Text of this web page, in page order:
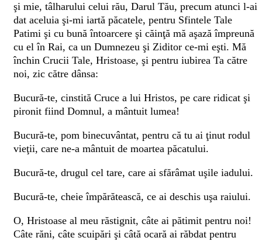
şi mie, tâlharului celui rău, Darul Tău, precum atunci l-ai
dat aceluia şi-mi iartă păcatele, pentru Sfintele Tale
Patimi şi cu bună întoarcere şi căinţă mă aşază împreună
cu el în Rai, ca un Dumnezeu şi Ziditor ce-mi eşti. Mă
închin Crucii Tale, Hristoase, şi pentru iubirea Ta către
noi, zic către dânsa:
Bucură-te, cinstită Cruce a lui Hristos, pe care ridicat şi
pironit fiind Domnul, a mântuit lumea!
Bucură-te, pom binecuvântat, pentru că tu ai ţinut rodul
vieţii, care ne-a mântuit de moartea păcatului.
Bucură-te, drugul cel tare, care ai sfărâmat uşile iadului.
Bucură-te, cheie împărătească, ce ai deschis uşa raiului.
O, Hristoase al meu răstignit, câte ai pătimit pentru noi!
Câte răni, câte scuipări şi câtă ocară ai răbdat pentru